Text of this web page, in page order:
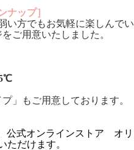
ナップ］
い方でもお気軽に楽しんでい
ご用意いたしました。
」もご用意しております。
公式オンラインストア オリ
ただけます。